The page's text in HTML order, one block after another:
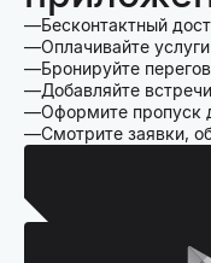
Бесконтактный
Оплачивайте услуги
Бронируйте
Добавляйте
Оформите пропуск
Смотрите заявки,